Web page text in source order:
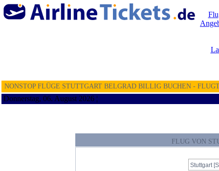
NONSTOP FLÜGE STUTTGART BELGRAD BILLIG BUCHEN -
Donnerstag, 06. August 2026 ¦
FLUG VON